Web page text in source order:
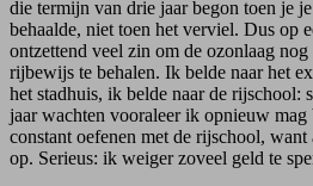
die termijn van drie jaar begon toen je
behaalde, niet toen het verviel. Dus op
ontzettend veel zin om de ozonlaag
rijbewijs te behalen. Ik belde naar het
het stadhuis, ik belde naar de rijschool:
jaar wachten vooraleer ik opnieuw
constant oefenen met de rijschool,
op. Serieus: ik weiger zoveel geld te